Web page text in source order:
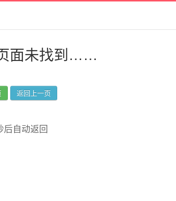
面未找到……
返回上一页
后自动返回